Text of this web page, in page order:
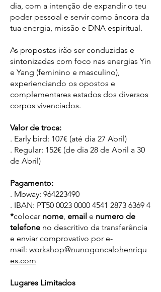
dia, com a intenção de expandir o teu
poder pessoal e servir como âncora da
tua energia, missão e DNA espiritual.
As propostas irão ser conduzidas e
sintonizadas com foco nas energias Yin
e Yang (feminino e masculino),
experienciando os opostos e
complementares estados dos diversos
corpos vivenciados.
Valor de troca:
. Early bird: 107€ (até dia 27 Abril)
. Regular: 152€ (de dia 28 de Abril a 30
de Abril)
Pagamento:
. Mbway: 964223490
. IBAN: PT50 0023 0000 4541 2873 6369 4
*colocar nome, email e numero de
telefone no descritivo da transferência
e enviar comprovativo por e-
mail: workshop@nunogoncalohenriqu
es.com
Lugares Limitados